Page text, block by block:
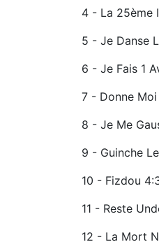
4 - La 25ème
5 - Je Danse
6 - Je Fais 1
7 - Donne
8 - Je Me
9 - Guinche
10 - Fizdou
11 - Reste
12 - La Mort